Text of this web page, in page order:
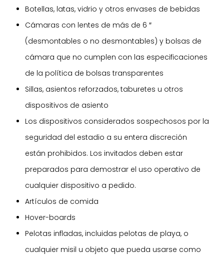
Botellas, latas, vidrio y otros envases de bebidas
Cámaras con lentes de más de 6 ″
(desmontables o no desmontables) y bolsas de
cámara que no cumplen con las especificaciones
de la política de bolsas transparentes
Sillas, asientos reforzados, taburetes u otros
dispositivos de asiento
Los dispositivos considerados sospechosos por la
seguridad del estadio a su entera discreción
están prohibidos. Los invitados deben estar
preparados para demostrar el uso operativo de
cualquier dispositivo a pedido.
Artículos de comida
Hover-boards
Pelotas infladas, incluidas pelotas de playa, o
cualquier misil u objeto que pueda usarse como